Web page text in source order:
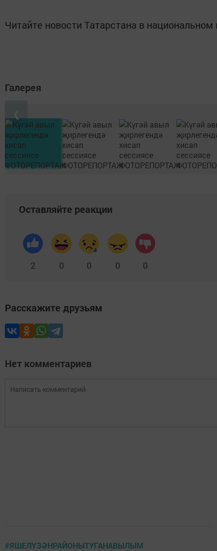
Читайте новости Татарстана в
Галерея
Оставляйте реакции
2 0 0 0 0
Расскажите друзьям
Нет комментариев
#ЯШЕЛҮЗӘНРАЙОНЫТУГАНАВЫЛЫМ